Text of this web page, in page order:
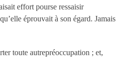
effort pourse ressaisir
éprouvait à son égard. Jamais
toute autrepréoccupation ; et,